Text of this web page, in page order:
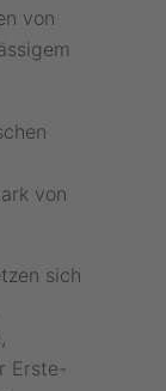
von
von
sich
Erste-